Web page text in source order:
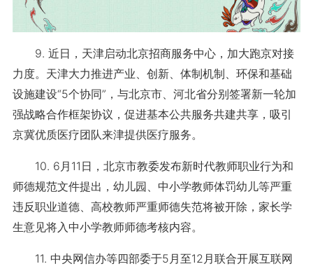
9. 近日，天津启动北京招商服务中心，加大跑京对接
力度。天津大力推进产业、创新、体制机制、环保和基础
设施建设“5个协同”，与北京市、河北省分别签署新一轮加
强战略合作框架协议，促进基本公共服务共建共享，吸引
京冀优质医疗团队来津提供医疗服务。
10. 6月11日，北京市教委发布新时代教师职业行为和
师德规范文件提出，幼儿园、中小学教师体罚幼儿等严重
违反职业道德、高校教师严重师德失范将被开除，家长学
生意见将入中小学教师师德考核内容。
11. 中央网信办等四部委于5月至12月联合开展互联网